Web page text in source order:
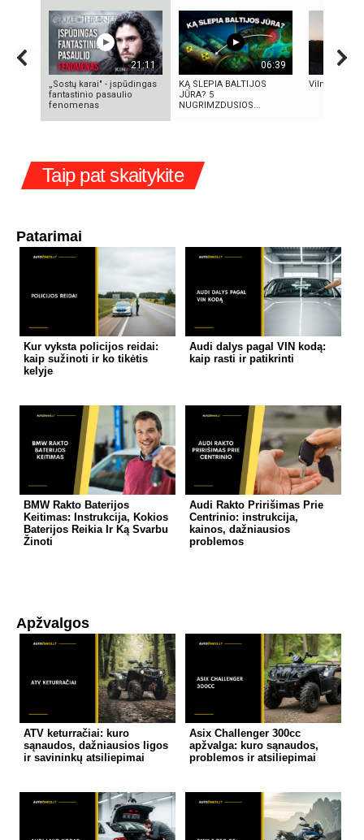
21:11
„Sostų karai" - įspūdingas
fantastinio pasaulio
fenomenas
06:39
KĄ SLEPIA BALTIJOS
JŪRA? 5
NUGRIMZDUSIOS...
Vilniaus
Taip pat skaitykite
Patarimai
Kur vyksta policijos reidai:
kaip sužinoti ir ko tikėtis
kelyje
Audi dalys pagal VIN kodą:
kaip rasti ir patikrinti
BMW Rakto Baterijos
Keitimas: Instrukcija, Kokios
Baterijos Reikia Ir Ką Svarbu
Žinoti
Audi Rakto Pririšimas Prie
Centrinio: instrukcija,
kainos, dažniausios
problemos
Apžvalgos
ATV keturračiai: kuro
sąnaudos, dažniausios ligos
ir savininkų atsiliepimai
Asix Challenger 300cc
apžvalga: kuro sąnaudos,
problemos ir atsiliepimai